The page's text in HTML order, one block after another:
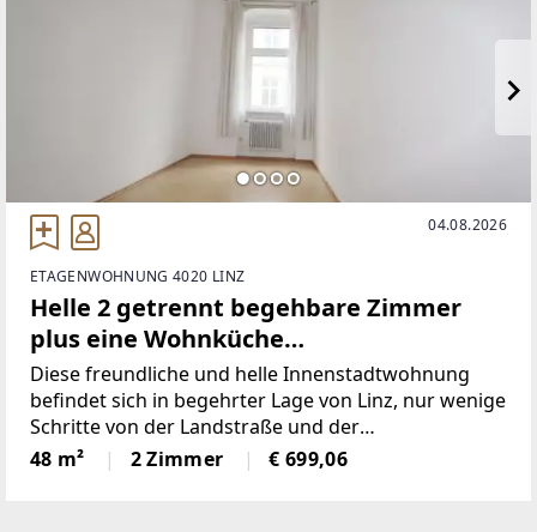
04.08.2026
ETAGENWOHNUNG 4020 LINZ
Helle 2 getrennt begehbare Zimmer
plus eine Wohnküche
Innenstadtwohnung im Zentrum von
Linz
Diese freundliche und helle Innenstadtwohnung
befindet sich in begehrter Lage von Linz, nur wenige
Schritte von der Landstraße und der
Mozartkreuzung entfernt. Die zentrale Lage bietet
eine hervorragende Infrastruktur und kurze Wege
48 m² 2 Zimmer € 699,06